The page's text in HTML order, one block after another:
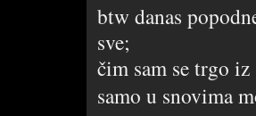
btw danas
sve;
čim sam se trgo
samo u snovima